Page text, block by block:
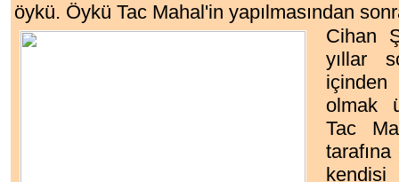
öykü. Öykü Tac Mahal'in yapılmasından
Cihan
yıllar
olmak
Tac